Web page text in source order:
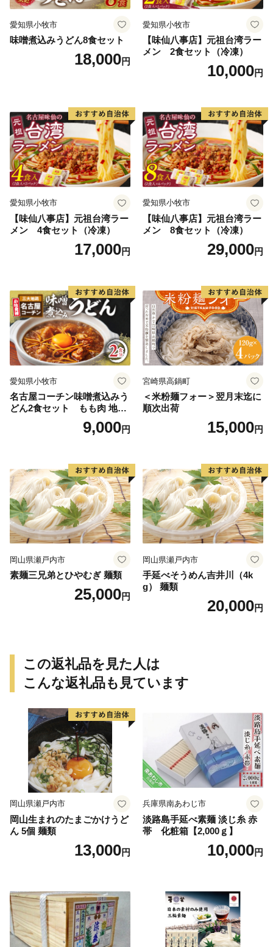
くりと、歌才に加え添別・白井川の３つの地域の地理
的・学術的価値が評価され、本町のブナ林は「北限のブ
ナ林」として、北海道遺産に選定されています。
◆各お問い合わせ先はこちら◆
０５０－３３５５－２１９７(全自治体共通)
※14桁の寄附受付番号とお申込み時の電話番号下４桁が
必要です
※休日・夜間も対応
黒松内町ふるさと納税コールセンター
営業時間 ９：００～１７：３０（祝土日を除く）
TEL：０１１－８８７－７３７３
Mail：kuromatsunai_furusato@souplesse.jp
愛知県小牧市
味噌煮込みうどん8食セット
18,000円
愛知県小牧市
【味仙八事店】元祖台湾ラー
メン 2食セット（冷凍）
10,000円
愛知県小牧市
【味仙八事店】元祖台湾ラー
メン 4食セット（冷凍）
17,000円
愛知県小牧市
【味仙八事店】元祖台湾ラー
メン 8食セット（冷凍）
29,000円
愛知県小牧市
名古屋コーチン味噌煮込みう
どん2食セット もも肉 地鶏
9,000円
宮崎県高鍋町
＜米粉麺フォー＞翌月末迄に
順次出荷
15,000円
岡山県瀬戸内市
素麺三兄弟とひやむぎ 麺類
25,000円
岡山県瀬戸内市
手延べそうめん吉井川（4k
g） 麺類
20,000円
この返礼品を見た人は
こんな返礼品も見ています
岡山県瀬戸内市
岡山生まれのたまごかけうど
ん 5個 麺類
13,000円
兵庫県南あわじ市
淡路島手延べ素麺 淡じ糸 赤
帯 化粧箱【2,000ｇ】
10,000円